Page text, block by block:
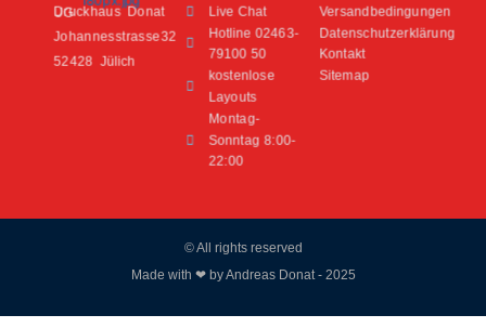
Live Chat
Hotline 02463-
79100 50
kostenlose
Layouts
Montag-
Sonntag 8:00-
22:00
Versandbedingungen
Datenschutzerklärung
Kontakt
Sitemap
Druckhaus Donat UG
Johannesstrasse32
52428 Jülich
© All rights reserved
Made with ❤ by Andreas Donat - 2025